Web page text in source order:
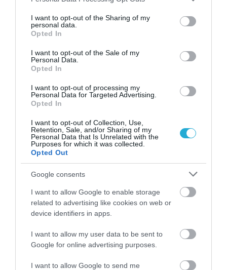
not limited to your visit or usage behaviour. You may click to
grant or deny consent to Google and its third-party tags to
use your data for below specified purposes in below Google
consent section.
I want to opt-out of the Sharing of my
personal data.
Opted In
I want to opt-out of the Sale of my
Personal Data.
Opted In
I want to opt-out of processing my
Personal Data for Targeted Advertising.
Opted In
I want to opt-out of Collection, Use,
Retention, Sale, and/or Sharing of my
Personal Data that Is Unrelated with the
Purposes for which it was collected.
Opted Out
Google consents
I want to allow Google to enable storage
related to advertising like cookies on web or
device identifiers in apps.
I want to allow my user data to be sent to
Google for online advertising purposes.
I want to allow Google to send me
ΠΕΡΙΣΣΟΤΕΡΑ
08.08.2026 15:07
Ο Στέφανος Τσιτσιπάς σε
εξόρμηση με την σύντροφό του
στις ελβετικές Άλπεις – Δείτε τα
τρυφερά στιγμιότυπα